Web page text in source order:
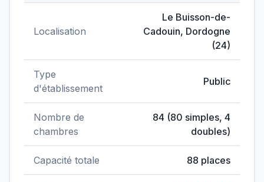
Localisation
Le Buisson-de-
Cadouin, Dordogne
(24)
Type
d'établissement
Public
Nombre de
chambres
84 (80 simples, 4
doubles)
Capacité totale 88 places